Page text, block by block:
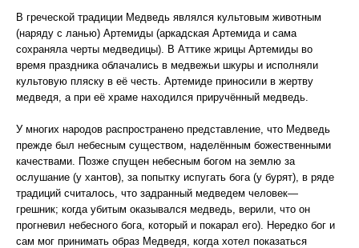
В греческой традиции Медведь являлся культовым животным
(наряду с ланью) Артемиды (аркадская Артемида и сама
сохраняла черты медведицы). В Аттике жрицы Артемиды во
время праздника облачались в медвежьи шкуры и исполняли
культовую пляску в её честь. Артемиде приносили в жертву
медведя, а при её храме находился приручённый медведь.
У многих народов распространено представление, что Медведь
прежде был небесным существом, наделённым божественными
качествами. Позже спущен небесным богом на землю за
ослушание (у хантов), за попытку испугать бога (у бурят), в ряде
традиций считалось, что задранный медведем человек—
грешник; когда убитым оказывался медведь, верили, что он
прогневил небесного бога, который и покарал его). Нередко бог и
сам мог принимать образ Медведя, когда хотел показаться